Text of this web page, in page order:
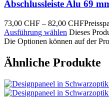
Abschlussleiste Alu 69
73,00 CHF – 82,00 CHF
Ausführung wählen Dieses
Die Optionen können auf der
Ähnliche Produkte